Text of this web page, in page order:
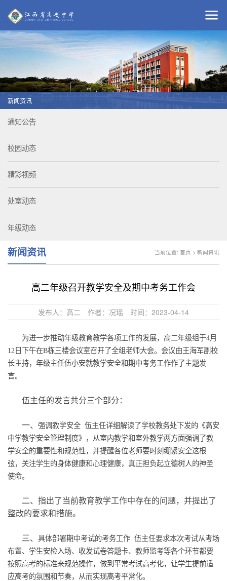
新闻资讯
通知公告
校园动态
精彩视频
处室动态
年级动态
新闻资讯 当前位置: 首页 > 新闻资讯
高二年级召开教学安全及期中考务工作会
发布人：高二 作者：况瑶 时间：2023-04-14
为进一步推动年级教育教学各项工作的发展，高二年级组于4月
12日下午在B栋三楼会议室召开了全组老师大会。会议由王海军副校
长主持，年级主任伍小安就教学安全和期中考务工作作了主题发
言。
伍主任的发言共分三个部分：
一、 强调教学安全 伍主任详细解读了学校教务处下发的《高安
中学教学安全管理制度》，从室内教学和室外教学两方面强调了教
学安全的重要性和规范性，并提醒各位老师要时刻绷紧安全这根
弦，关注学生的身体健康和心理健康，真正担负起立德树人的神圣
使命。
二、 指出了当前教育教学工作中存在的问题，并提出了
整改的要求和措施。
三、 具体部署期中考试的考务工作 伍主任要求本次考试从考场
布置、学生安检入场、收发试卷答题卡、教师监考等各个环节都要
按照高考的标准来规范操作，做到平常考试高考化，让学生提前适
应高考的氛围和节奏，从而实现高考平常化。